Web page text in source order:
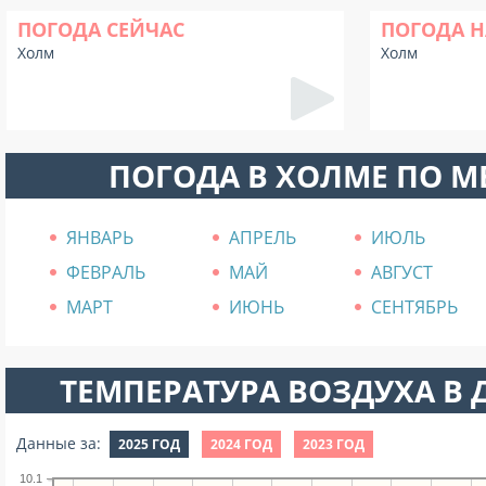
ПОГОДА СЕЙЧАС
Холм
ПОГОДА
Холм
ПОГОДА В ХОЛМЕ ПО
ЯНВАРЬ АПРЕЛЬ
ИЮЛЬ
ФЕВРАЛЬ
МАЙ
АВГУСТ
МАРТ
ИЮНЬ СЕНТЯБРЬ
ТЕМПЕРАТУРА ВОЗДУХА В
Данные за: 2025 ГОД 2024 ГОД 2023 ГОД
10.1